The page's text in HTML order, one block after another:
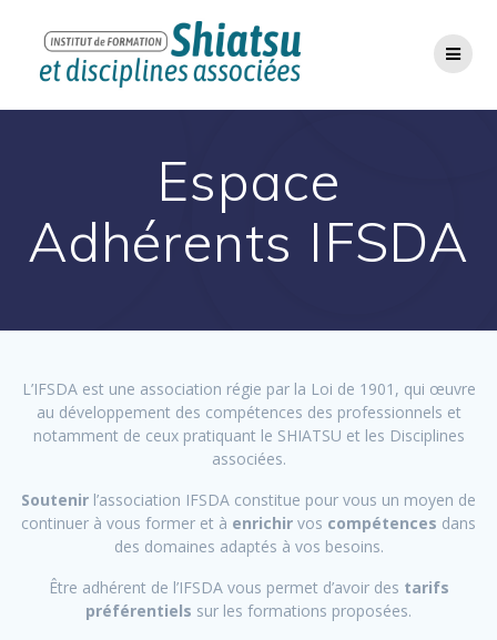
au
contenu
Espace
Adhérents IFSDA
L’IFSDA est une association régie par la Loi de 1901, qui œuvre
au développement des compétences des professionnels et
notamment de ceux pratiquant le SHIATSU et les Disciplines
associées.
Soutenir l’association IFSDA constitue pour vous un moyen de
continuer à vous former et à enrichir vos compétences dans
des domaines adaptés à vos besoins.
Être adhérent de l’IFSDA vous permet d’avoir des tarifs
préférentiels sur les formations proposées.